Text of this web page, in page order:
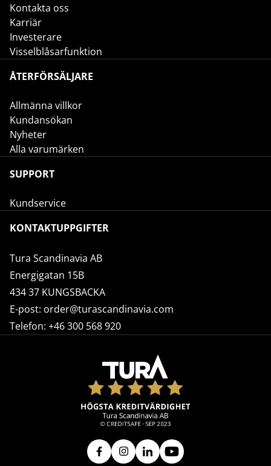
Kontakta oss
Karriär
Investerare
Visselblåsarfunktion
ÅTERFÖRSÄLJARE
Allmänna villkor
Kundansökan
Nyheter
Alla varumärken
SUPPORT
Kundservice
KONTAKTUPPGIFTER
Tura Scandinavia AB
Energigatan 15B
434 37 KUNGSBACKA
E-post: order@turascandinavia.com
Telefon: +46 300 568 920